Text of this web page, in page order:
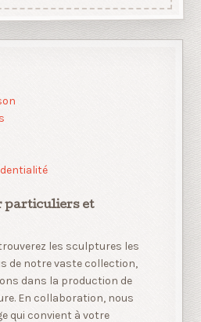
particuliers et
les sculptures les
de notre vaste collection,
dans la production de
En collaboration, nous
qui convient à votre